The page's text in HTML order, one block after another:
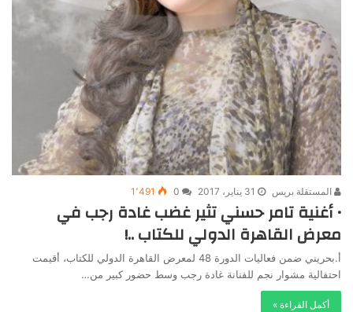
المستقلة بريس 31 يناير، 2017 0 1٬491
• أغنية تامر حسني تثير غضب غادة رجب في
معرض القاهرة الدولي للكتاب ..!
أ.بحريني ضمن فعاليات الدورة 48 لمعرض القاهرة الدولي للكتاب، أقيمت
احتفالية مشوار نجم للفنانة غادة رجب وسط حضور كبير من…
أكمل القراءة »